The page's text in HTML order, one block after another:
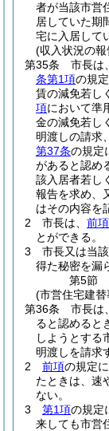
者が当該市営
居していた期
宅に入居して
(収入状況の
第35条
市長は、
条第1項の規
賃の減免若し
項において準
金の減免若し
明渡しの請求、
第37条の規定
があると認め
該入居者若し
報告を求め、
はその内容を
2
市長は、 前項
とができる。
3
市長又は当該
得た秘密を漏
第5節
(市営住宅建
第36条
市長は
ると認めると
しようとする
明渡しを請求
2
前項の規定
たときは、速
ない。
3
第1項の規定
来しても市営